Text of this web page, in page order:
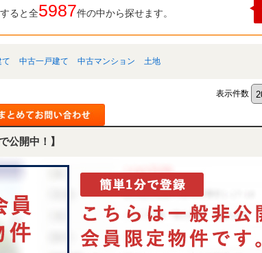
ると全5987件の中から探せます。
て 中古一戸建て 中古マンション 土地
表示件数
公開中！】